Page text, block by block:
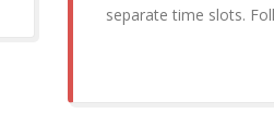
separate time slots.